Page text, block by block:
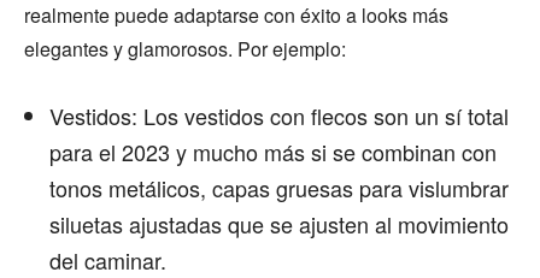
realmente puede adaptarse con éxito a looks más
elegantes y glamorosos. Por ejemplo:
Vestidos: Los vestidos con flecos son un sí total
para el 2023 y mucho más si se combinan con
tonos metálicos, capas gruesas para vislumbrar
siluetas ajustadas que se ajusten al movimiento
del caminar.